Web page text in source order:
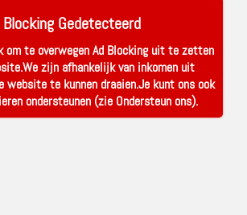
Blocking Gedetecteerd
om te overwegen Ad Blocking uit te zetten
zijn afhankelijk van inkomen uit
website te kunnen draaien.Je kunt ons ook
ondersteunen (zie Ondersteun ons).